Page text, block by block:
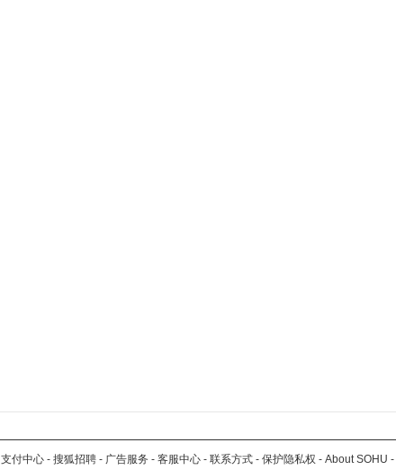
支付中心 - 搜狐招聘 - 广告服务 - 客服中心 - 联系方式 - 保护隐私权 - About SOHU -